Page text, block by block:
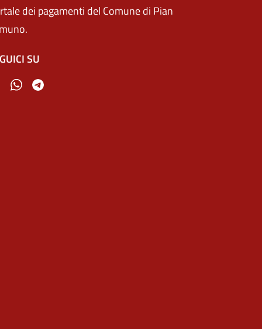
(apre in un'altra scheda).
dei pagamenti del Comune di Pian
SU